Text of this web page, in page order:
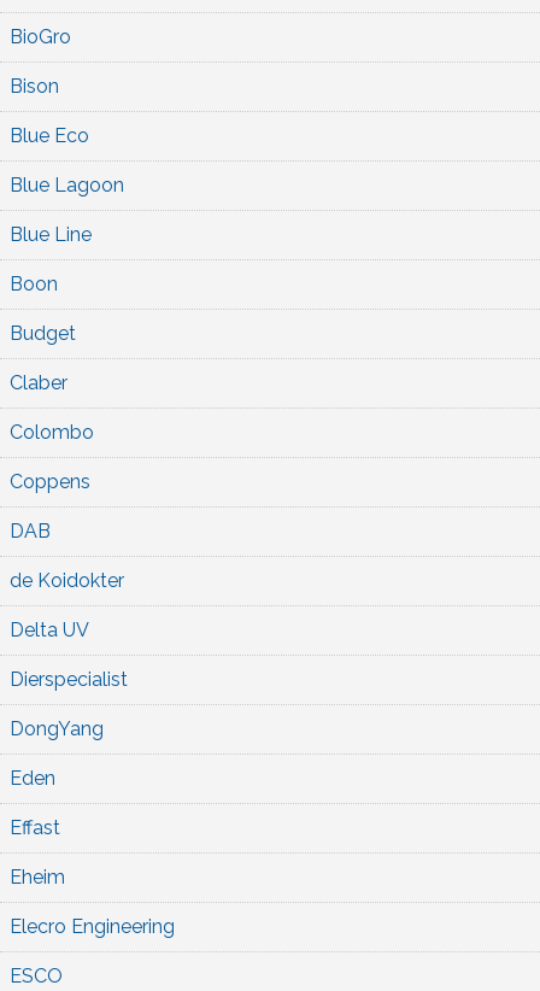
BioGro
Bison
Blue Eco
Blue Lagoon
Blue Line
Boon
Budget
Claber
Colombo
Coppens
DAB
de Koidokter
Delta UV
Dierspecialist
DongYang
Eden
Effast
Eheim
Elecro Engineering
ESCO